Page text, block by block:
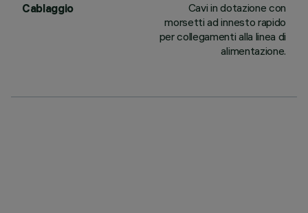
Cablaggio
Cavi in dotazione con
morsetti ad innesto rapido
per collegamenti alla linea di
alimentazione.